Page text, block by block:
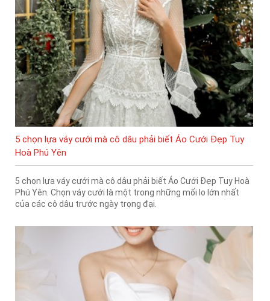
5 chọn lựa váy cưới mà cô dâu phải biết Áo Cưới Đẹp Tuy
Hoà Phú Yên
5 chọn lựa váy cưới mà cô dâu phải biết Áo Cưới Đẹp Tuy Hoà
Phú Yên. Chọn váy cưới là một trong những mối lo lớn nhất
của các cô dâu trước ngày trọng đại.